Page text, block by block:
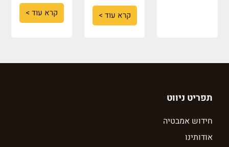
קרא עוד >
קרא עוד >
תפריט ניווט
חידוש אמבטיה
אודותינו